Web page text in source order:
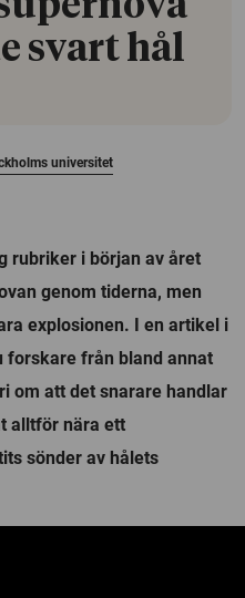
svart hål
universitet
rubriker i början av året
genom tiderna, men
explosionen. I en artikel i
forskare från bland annat
om att det snarare handlar
alltför nära ett
sönder av hålets